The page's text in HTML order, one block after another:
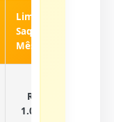
Limite
Saque/
Mês
R$
1.000